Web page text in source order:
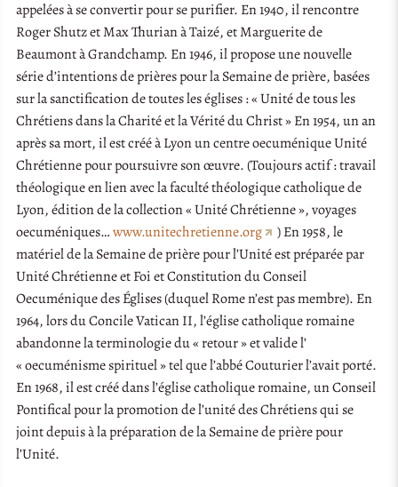
appelées à se convertir pour se purifier. En 1940, il rencontre
Roger Shutz et Max Thurian à Taizé, et Marguerite de
Beaumont à Grandchamp. En 1946, il propose une nouvelle
série d’intentions de prières pour la Semaine de prière, basées
sur la sanctification de toutes les églises : « Unité de tous les
Chrétiens dans la Charité et la Vérité du Christ » En 1954, un an
après sa mort, il est créé à Lyon un centre oecuménique Unité
Chrétienne pour poursuivre son œuvre. (Toujours actif : travail
théologique en lien avec la faculté théologique catholique de
Lyon, édition de la collection « Unité Chrétienne », voyages
oecuméniques…www.unitechretienne.org
) En 1958, le
matériel de la Semaine de prière pour l’Unité est préparée par
Unité Chrétienne et Foi et Constitution du Conseil
Oecuménique des Églises (duquel Rome n’est pas membre). En
1964, lors du Concile Vatican II, l’église catholique romaine
abandonne la terminologie du « retour » et valide l’
« oecuménisme spirituel » tel que l’abbé Couturier l’avait porté.
En 1968, il est créé dans l’église catholique romaine, un Conseil
Pontifical pour la promotion de l’unité des Chrétiens qui se
joint depuis à la préparation de la Semaine de prière pour
l’Unité.